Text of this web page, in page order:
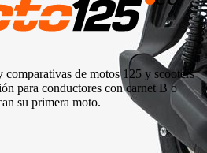
comparativas de motos 125 y scooters
para conductores con carnet B o
su primera moto.